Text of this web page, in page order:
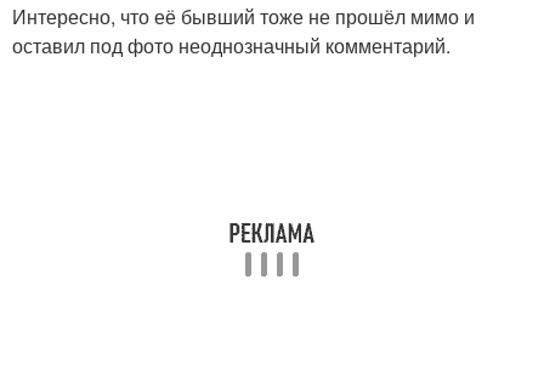
Интересно, что её бывший тоже не прошёл мимо и
оставил под фото неоднозначный комментарий.